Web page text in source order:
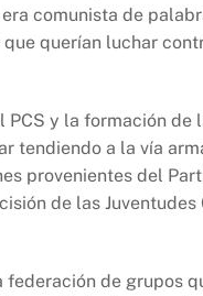
comunista de
querían luchar
y la formación de
tendiendo a la vía
provenientes del
de las Juventudes
de grupos